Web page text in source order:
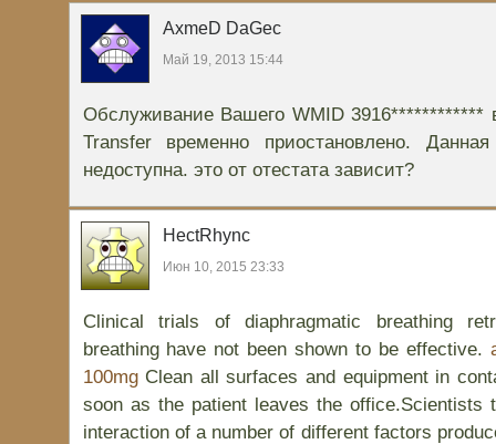
AxmeD DaGec
Май 19, 2013 15:44
Обслуживание Вашего WMID 3916************
Transfer временно приостановлено.
недоступна. это от отестата зависит?
HectRhync
Июн 10, 2015 23:33
Clinical trials of diaphragmatic breathing
breathing have not been shown to be effective.
100mgClean all surfaces and equipment in
soon as the patient leaves the office.Scientists
interaction of a number of different factors